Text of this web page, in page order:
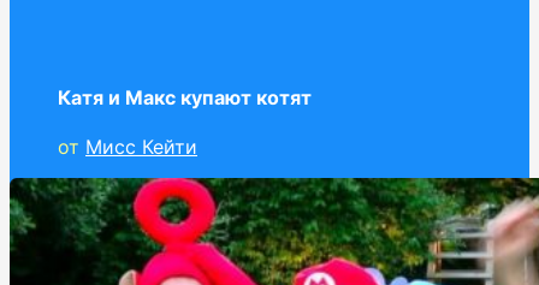
Катя и Макс купают котят
от Мисс Кейти